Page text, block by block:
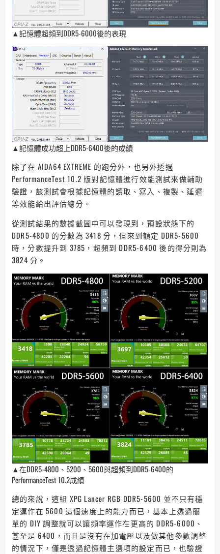
▲記憶體超頻到DDR5-6000後的表現
▲記憶體成功超上DDR5-6400後的成績
除了在 AIDA64 EXTREME 的跑分外，也另外透過
PerformanceTest 10.2 版對記憶體進行效能測試來做輔助
驗證，該測試會根據記憶體的讀取、寫入、複製、延遲
等效能給出評估總分。
從測試結果的數據截圖中可以發現到，預設狀態下的
DDR5-4800 的分數為 3418 分，但來到額定 DDR5-5600
時，分數提升到 3785，超頻到 DDR5-6400 後的得分則為
3824 分。
▲在DDR5-4800、5200、5600與超頻到DDR5-6400的
PerformanceTest 10.2成績
總的來說，這組 XPG Lancer RGB DDR5-5600 並不只有穩
定運作在 5600 這個速度上的能力而已，基本上透過簡
單的 DIY 調整就可以讓頻率運作在更高的 DDR5-6000、
甚至是 6400，而且是沒有在加電壓以及做其他參數調整
的情況下，僅是透過記憶體主選項的設定而已，也驗證